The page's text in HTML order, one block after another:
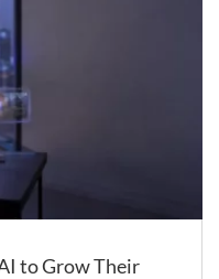
to Grow Their